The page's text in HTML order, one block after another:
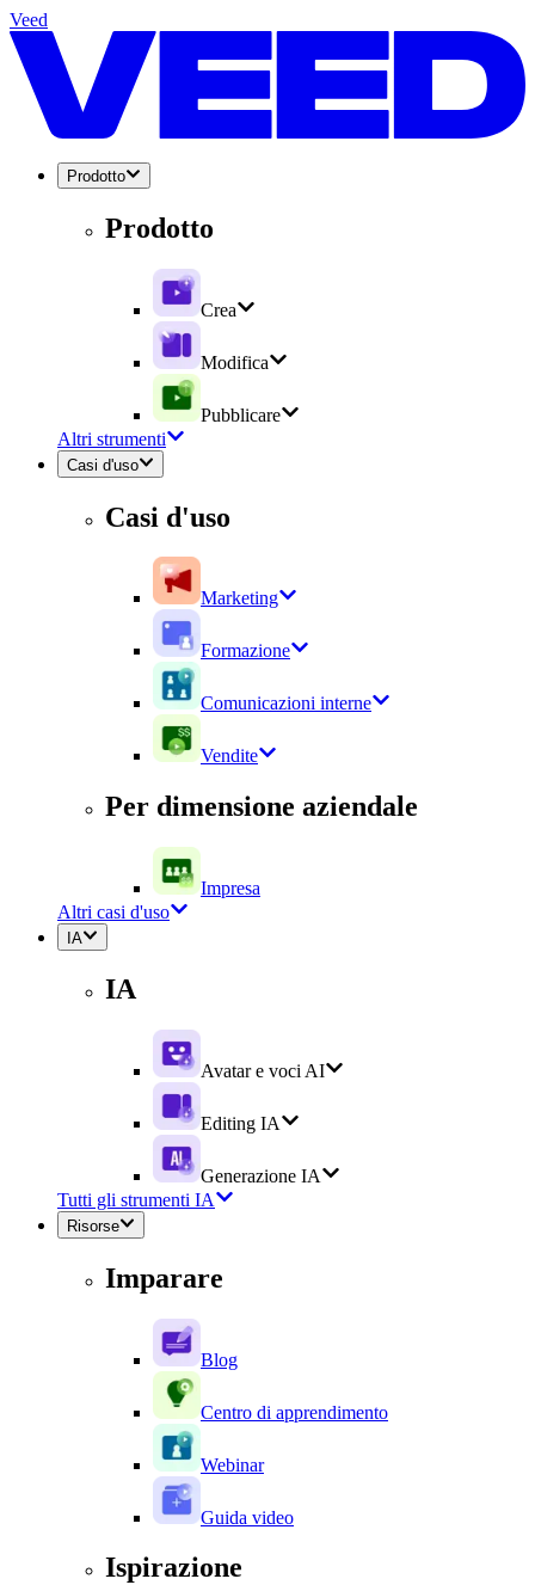
Veed
Prodotto
Prodotto
Crea
Modifica
Pubblicare
Altri strumenti
Casi d'uso
Casi d'uso
Marketing
Formazione
Comunicazioni interne
Vendite
Per dimensione aziendale
Impresa
Altri casi d'uso
IA
IA
Avatar e voci AI
Editing IA
Generazione IA
Tutti gli strumenti IA
Risorse
Imparare
Blog
Centro di apprendimento
Webinar
Guida video
Ispirazione